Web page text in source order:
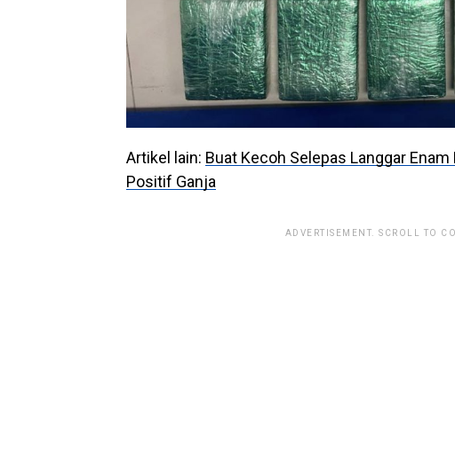
Artikel lain: Buat Kecoh Selepas Langgar
Positif Ganja
ADVERTISEMENT. SCROLL TO